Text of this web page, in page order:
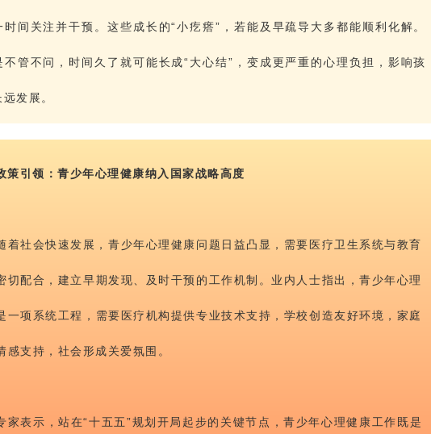
时间关注并干预。这些成长的“小疙瘩”，若能及早疏导大多都能顺利化解。
不管不问，时间久了就可能长成“大心结”，变成更严重的心理负担，影响孩
发展。
策引领：青少年心理健康纳入国家战略高度
着社会快速发展，青少年心理健康问题日益凸显，需要医疗卫生系统与教育
切配合，建立早期发现、及时干预的工作机制。业内人士指出，青少年心理
一项系统工程，需要医疗机构提供专业技术支持，学校创造友好环境，家庭
感支持，社会形成关爱氛围。
家表示，站在“十五五”规划开局起步的关键节点，青少年心理健康工作既是